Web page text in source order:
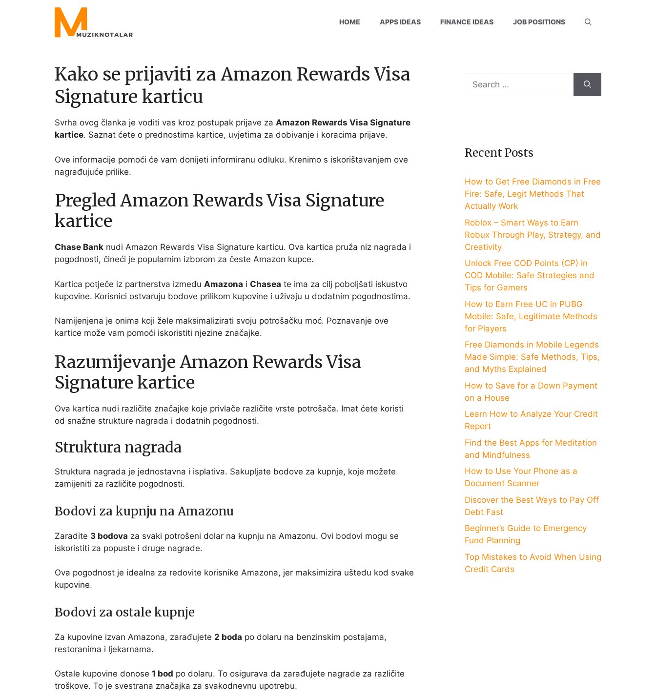
HOME APPS IDEAS FINANCE IDEAS JOB POSITIONS
Kako se prijaviti za Amazon Rewards Visa
Signature karticu
Svrha ovog članka je voditi vas kroz postupak prijave za Amazon Rewards Visa Signature
kartice. Saznat ćete o prednostima kartice, uvjetima za dobivanje i koracima prijave.
Ove informacije pomoći će vam donijeti informiranu odluku. Krenimo s iskorištavanjem ove
nagrađujuće prilike.
Pregled Amazon Rewards Visa Signature
kartice
Chase Bank nudi Amazon Rewards Visa Signature karticu. Ova kartica pruža niz nagrada i
pogodnosti, čineći je popularnim izborom za česte Amazon kupce.
Kartica potječe iz partnerstva između Amazona i Chasea te ima za cilj poboljšati iskustvo
kupovine. Korisnici ostvaruju bodove prilikom kupovine i uživaju u dodatnim pogodnostima.
Namijenjena je onima koji žele maksimalizirati svoju potrošačku moć. Poznavanje ove
kartice može vam pomoći iskoristiti njezine značajke.
Razumijevanje Amazon Rewards Visa
Signature kartice
Ova kartica nudi različite značajke koje privlače različite vrste potrošača. Imat ćete koristi
od snažne strukture nagrada i dodatnih pogodnosti.
Struktura nagrada
Struktura nagrada je jednostavna i isplativa. Sakupljate bodove za kupnje, koje možete
zamijeniti za različite pogodnosti.
Bodovi za kupnju na Amazonu
Zaradite 3 bodova za svaki potrošeni dolar na kupnju na Amazonu. Ovi bodovi mogu se
iskoristiti za popuste i druge nagrade.
Ova pogodnost je idealna za redovite korisnike Amazona, jer maksimizira uštedu kod svake
kupovine.
Bodovi za ostale kupnje
Za kupovine izvan Amazona, zarađujete 2 boda po dolaru na benzinskim postajama,
restoranima i ljekarnama.
Ostale kupovine donose 1 bod po dolaru. To osigurava da zarađujete nagrade za različite
troškove. To je svestrana značajka za svakodnevnu upotrebu.
Search
for:
Recent Posts
How to Get Free Diamonds in Free
Fire: Safe, Legit Methods That
Actually Work
Roblox – Smart Ways to Earn
Robux Through Play, Strategy, and
Creativity
Unlock Free COD Points (CP) in
COD Mobile: Safe Strategies and
Tips for Gamers
How to Earn Free UC in PUBG
Mobile: Safe, Legitimate Methods
for Players
Free Diamonds in Mobile Legends
Made Simple: Safe Methods, Tips,
and Myths Explained
How to Save for a Down Payment
on a House
Learn How to Analyze Your Credit
Report
Find the Best Apps for Meditation
and Mindfulness
How to Use Your Phone as a
Document Scanner
Discover the Best Ways to Pay Off
Debt Fast
Beginner’s Guide to Emergency
Fund Planning
Top Mistakes to Avoid When Using
Credit Cards